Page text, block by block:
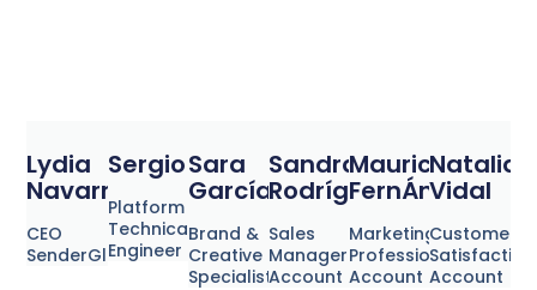
Lydia
Navarro
CEO
SenderGlobal
Sergio
Platform
Technical
Engineer
Sara
García
Brand &
Creative
Specialist
Sandra
Rodríguez
Sales
Manager
Account
Mauricio
FernÁndez
Marketing
Professional
Account
Natalia
Vidal
Customer
Satisfaction
Account